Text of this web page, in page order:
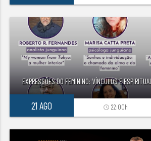
EXPRESSÕES DO FEMININO: VÍNCULOS E
21 AGO access_time 22:00h